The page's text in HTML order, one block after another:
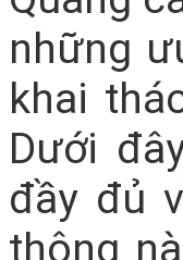
những
khai
Dưới
đầy đủ
thông